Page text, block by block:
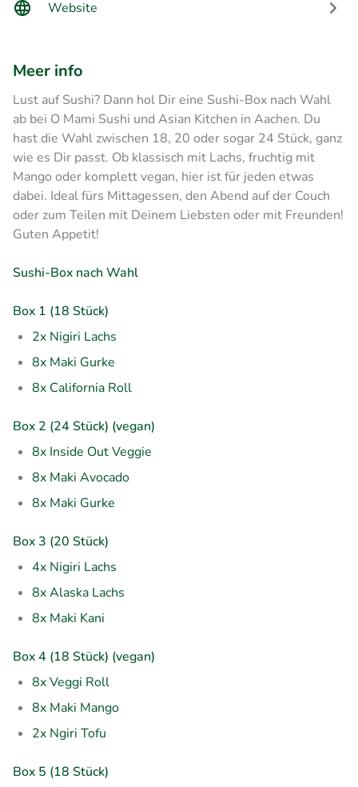
Website
Meer info
Lust auf Sushi? Dann hol Dir eine Sushi-Box nach Wahl
ab bei O Mami Sushi und Asian Kitchen in Aachen. Du
hast die Wahl zwischen 18, 20 oder sogar 24 Stück, ganz
wie es Dir passt. Ob klassisch mit Lachs, fruchtig mit
Mango oder komplett vegan, hier ist für jeden etwas
dabei. Ideal fürs Mittagessen, den Abend auf der Couch
oder zum Teilen mit Deinem Liebsten oder mit Freunden!
Guten Appetit!
Sushi-Box nach Wahl
Box 1 (18 Stück)
2x Nigiri Lachs
8x Maki Gurke
8x California Roll
Box 2 (24 Stück) (vegan)
8x Inside Out Veggie
8x Maki Avocado
8x Maki Gurke
Box 3 (20 Stück)
4x Nigiri Lachs
8x Alaska Lachs
8x Maki Kani
Box 4 (18 Stück) (vegan)
8x Veggi Roll
8x Maki Mango
2x Ngiri Tofu
Box 5 (18 Stück)